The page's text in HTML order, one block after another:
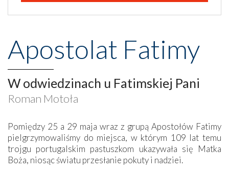
Apostolat Fatimy
W odwiedzinach u Fatimskiej Pani
Roman Motoła
Pomiędzy 25 a 29 maja wraz z grupą Apostołów Fatimy
pielgrzymowaliśmy do miejsca, w którym 109 lat temu
trojgu portugalskim pastuszkom ukazywała się Matka
Boża, niosąc światu przesłanie pokuty i nadziei.